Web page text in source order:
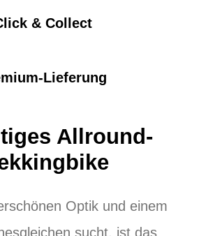
& Collect
Lieferung
Allround-
Optik und einem
sucht, ist das